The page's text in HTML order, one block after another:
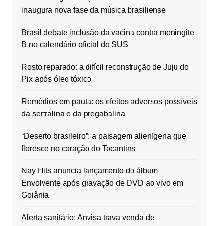
inaugura nova fase da música brasiliense
Brasil debate inclusão da vacina contra meningite
B no calendário oficial do SUS
Rosto reparado: a difícil reconstrução de Juju do
Pix após óleo tóxico
Remédios em pauta: os efeitos adversos possíveis
da sertralina e da pregabalina
“Deserto brasileiro”: a paisagem alienígena que
floresce no coração do Tocantins
Nay Hits anuncia lançamento do álbum
Envolvente após gravação de DVD ao vivo em
Goiânia
Alerta sanitário: Anvisa trava venda de